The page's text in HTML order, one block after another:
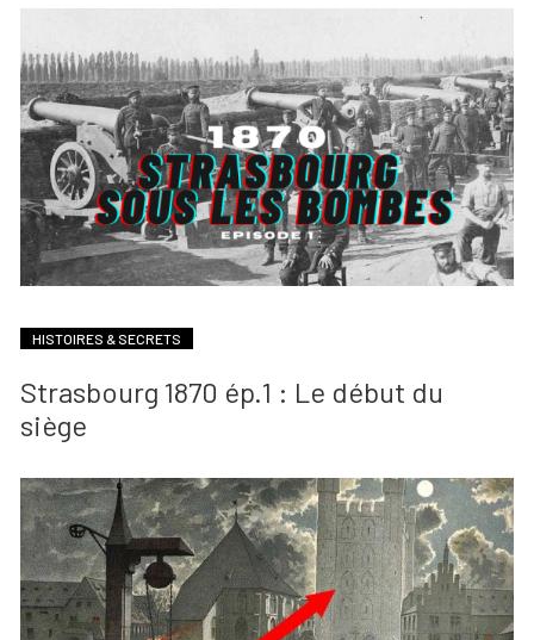
HISTOIRES & SECRETS
Strasbourg 1870 ép.1 : Le début du
siège